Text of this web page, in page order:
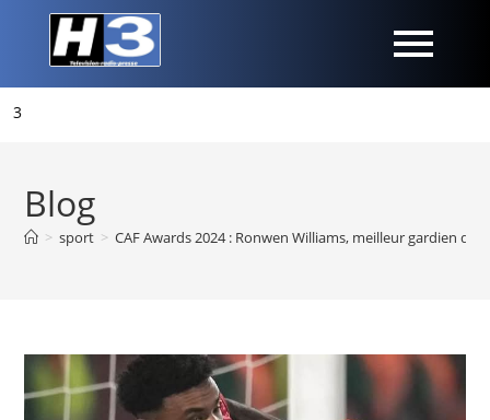
Blog
> sport > CAF Awards 2024 : Ronwen Williams, meilleur gardien